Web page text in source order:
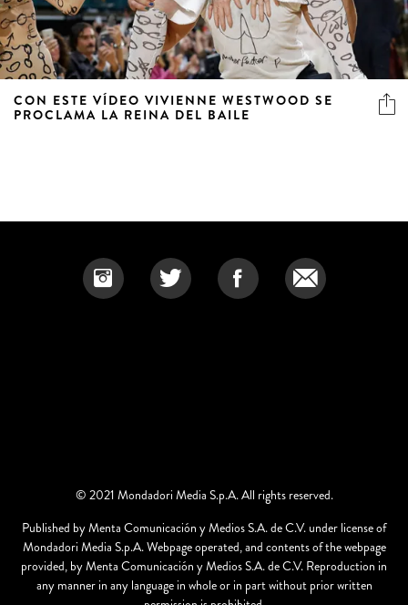
CON ESTE VÍDEO VIVIENNE WESTWOOD SE
PROCLAMA LA REINA DEL BAILE
© 2021 Mondadori Media S.p.A. All rights reserved.
Published by Menta Comunicación y Medios S.A. de C.V. under license of
Mondadori Media S.p.A. Webpage operated, and contents of the webpage
provided, by Menta Comunicación y Medios S.A. de C.V. Reproduction in
any manner in any language in whole or in part without prior written